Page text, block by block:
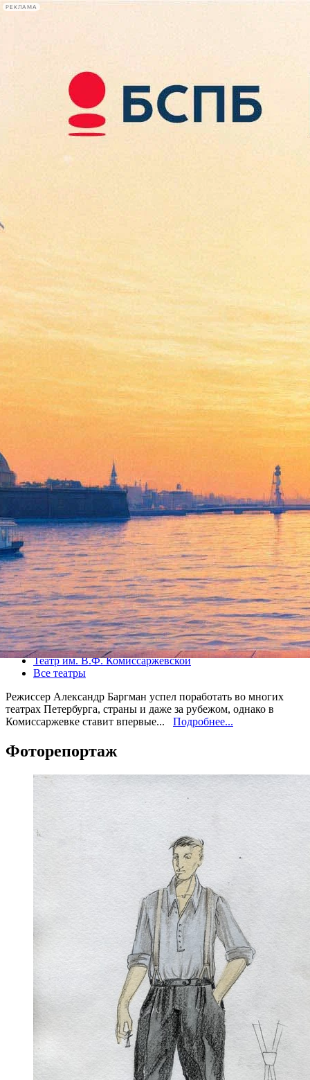
РЕКЛАМА
Сегодня:
2026.08.09
00:35
Афиша Plus
Ночь Гельвера
19 января 2013, суббота-20 января 2013, воскресенье
Версия для печати
Все спектакли
Театр им. В.Ф. Комиссаржевской
Все театры
Режиссер Александр Баргман успел поработать во многих
театрах Петербурга, страны и даже за рубежом, однако в
Комиссаржевке ставит впервые... Подробнее...
Фоторепортаж